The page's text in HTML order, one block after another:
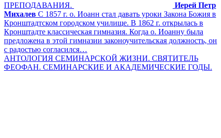
ПРЕПОДАВАНИЯ.
Иерей Петр
Михалев С 1857 г. о. Иоанн стал давать уроки Закона Божия в
Кронштадтском городском училище. В 1862 г. открылась в
Кронштадте классическая гимназия. Когда о. Иоанну была
предложена в этой гимназии законоучительская должность, он
с радостью согласился…
АНТОЛОГИЯ СЕМИНАРСКОЙ ЖИЗНИ. СВЯТИТЕЛЬ
ФЕОФАН. СЕМИНАРСКИЕ И АКАДЕМИЧЕСКИЕ ГОДЫ.